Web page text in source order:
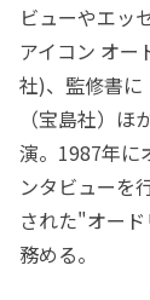
ビューやエッ
アイコン オー
社)、監修書に
（宝島社）
演。1987年に
ンタビューを
された"オー
務める。